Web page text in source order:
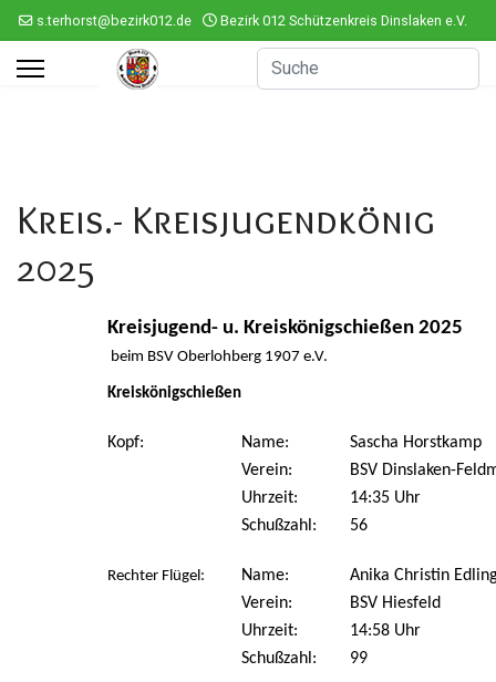
s.terhorst@bezirk012.de Bezirk 012 Schützenkreis Dinslaken e.V.
ef
Kreis.- Kreisjugendkönig
2025
Kreisjugend- u. Kreiskönigschießen 2025
beim BSV Oberlohberg 1907 e.V.
Kreiskönigschießen
Kopf: Name:
Sascha Horstkamp
Verein:
BSV Dinslaken-
Uhrzeit:
14:35 Uhr
Schußzahl:
56
Rechter Flügel: Name:
Anika Christin
Verein:
BSV Hiesfeld
Uhrzeit:
14:58 Uhr
Schußzahl:
99